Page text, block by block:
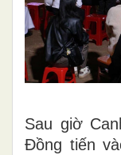
Sau giờ
Đồng tiến